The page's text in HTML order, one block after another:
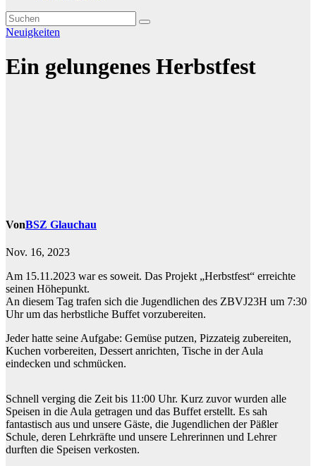
Neuigkeiten
Ein gelungenes Herbstfest
VonBSZ Glauchau
Nov. 16, 2023
Am 15.11.2023 war es soweit. Das Projekt „Herbstfest“ erreichte
seinen Höhepunkt.
An diesem Tag trafen sich die Jugendlichen des ZBVJ23H um 7:30
Uhr um das herbstliche Buffet vorzubereiten.
Jeder hatte seine Aufgabe: Gemüse putzen, Pizzateig zubereiten,
Kuchen vorbereiten, Dessert anrichten, Tische in der Aula
eindecken und schmücken.
Schnell verging die Zeit bis 11:00 Uhr. Kurz zuvor wurden alle
Speisen in die Aula getragen und das Buffet erstellt. Es sah
fantastisch aus und unsere Gäste, die Jugendlichen der Päßler
Schule, deren Lehrkräfte und unsere Lehrerinnen und Lehrer
durften die Speisen verkosten.